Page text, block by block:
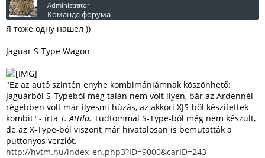
Administrator
Команда форума
Я тоже одну нашел ))
Jaguar S-Type Wagon
"Ez az autó szintén enyhe kombimániámnak köszönhető:
Jaguárból S-Typeból még talán nem volt ilyen, bár az Ardennél
régebben volt már ilyesmi húzás, az akkori XJS-ből készítettek
kombit" - írta T. Attila. Tudtommal S-Type-ból még nem készült,
de az X-Type-ból viszont már hivatalosan is bemutatták a
puttonyos verziót.
http://hvtm.hu/index_en.php3?ID=9000&carID=243